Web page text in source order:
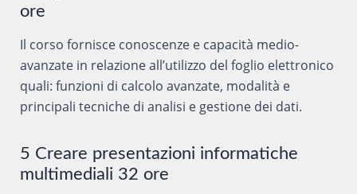
ore
Il corso fornisce conoscenze e capacità medio-
avanzate in relazione all’utilizzo del foglio elettronico
quali: funzioni di calcolo avanzate, modalità e
principali tecniche di analisi e gestione dei dati.
5 Creare presentazioni informatiche
multimediali 32 ore